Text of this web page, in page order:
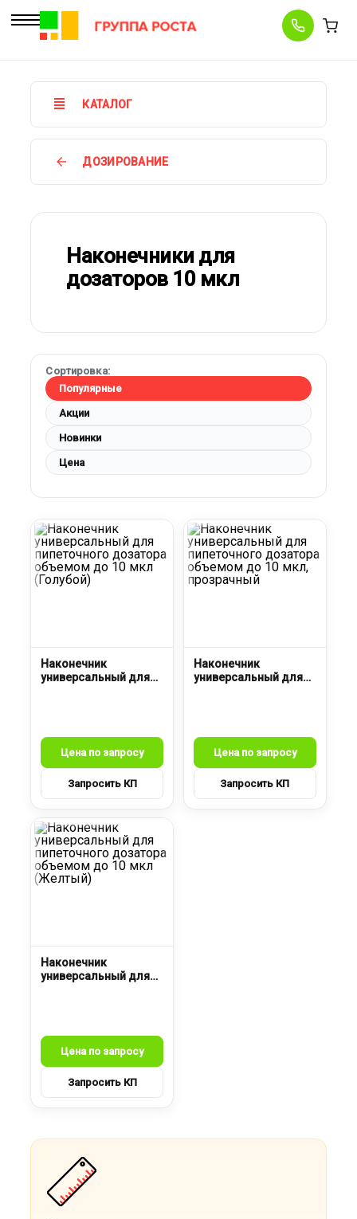
КАТАЛОГ
ДОЗИРОВАНИЕ
Наконечники для
дозаторов 10 мкл
Сортировка:
Популярные
Акции
Новинки
Цена
Наконечник
универсальный для
Наконечник
универсальный для
Наконечник
универсальный для